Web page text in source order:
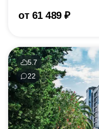
от 61 489 ₽
5.7
22